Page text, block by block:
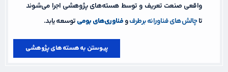
واقعی صنعت تعریف و توسط هسته‌های پژوهشی اجرا می‌شوند
تاچالش‌های فناورانه برطرفوفناوری‌های بومیتوسعه یابد.
پیوستن به هسته های پژوهشی